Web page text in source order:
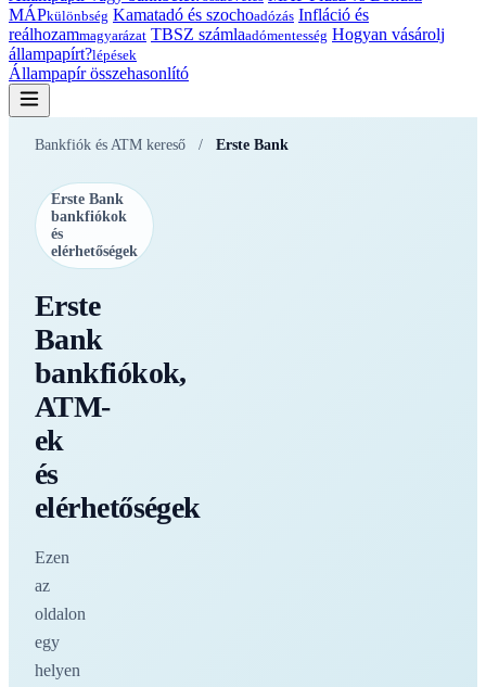
MÁPkülönbség Kamatadó és szochoadózás Infláció és
reálhozammagyarázat TBSZ számlaadómentesség Hogyan vásárolj
állampapírt?lépések
Állampapír összehasonlító
Bankfiók és ATM kereső / Erste Bank
Erste Bank
bankfiókok
és
elérhetőségek
Erste
Bank
bankfiókok,
ATM-
ek
és
elérhetőségek
Ezen
az
oldalon
egy
helyen